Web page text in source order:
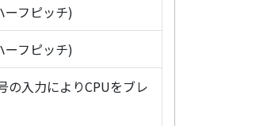
フピッチ)
フピッチ)
の入力によりCPUをブレ